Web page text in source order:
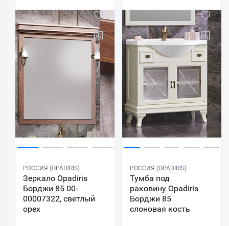
РОССИЯ (OPADIRIS)
Зеркало Opadiris
Борджи 85 00-
00007322, светлый
орех
РОССИЯ (OPADIRIS)
Тумба под
раковину Opadiris
Борджи 85
слоновая кость